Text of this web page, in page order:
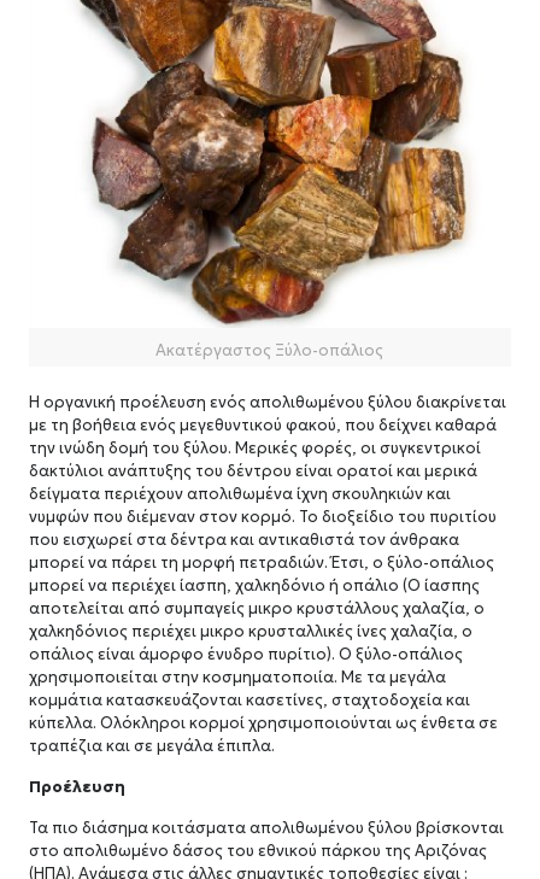
Ακατέργαστος Ξύλο-οπάλιος
Η οργανική προέλευση ενός απολιθωμένου ξύλου διακρίνεται
με τη βοήθεια ενός μεγεθυντικού φακού, που δείχνει καθαρά
την ινώδη δομή του ξύλου. Μερικές φορές, οι συγκεντρικοί
δακτύλιοι ανάπτυξης του δέντρου είναι ορατοί και μερικά
δείγματα περιέχουν απολιθωμένα ίχνη σκουληκιών και
νυμφών που διέμεναν στον κορμό. Το διοξείδιο του πυριτίου
που εισχωρεί στα δέντρα και αντικαθιστά τον άνθρακα
μπορεί να πάρει τη μορφή πετραδιών. Έτσι, ο ξύλο-οπάλιος
μπορεί να περιέχει ίασπη, χαλκηδόνιο ή οπάλιο (Ο ίασπης
αποτελείται από συμπαγείς μικρο κρυστάλλους χαλαζία, ο
χαλκηδόνιος περιέχει μικρο κρυσταλλικές ίνες χαλαζία, ο
οπάλιος είναι άμορφο ένυδρο πυρίτιο). Ο ξύλο-οπάλιος
χρησιμοποιείται στην κοσμηματοποιία. Με τα μεγάλα
κομμάτια κατασκευάζονται κασετίνες, σταχτοδοχεία και
κύπελλα. Ολόκληροι κορμοί χρησιμοποιούνται ως ένθετα σε
τραπέζια και σε μεγάλα έπιπλα.
Προέλευση
Τα πιο διάσημα κοιτάσματα απολιθωμένου ξύλου βρίσκονται
στο απολιθωμένο δάσος του εθνικού πάρκου της Αριζόνας
(ΗΠΑ). Ανάμεσα στις άλλες σημαντικές τοποθεσίες είναι :